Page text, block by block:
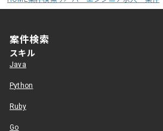
案件検索
スキル
Java
Python
Ruby
Go